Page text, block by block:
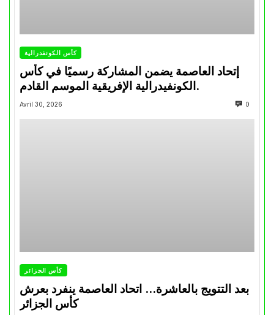
كأس الكونفدرالية
إتحاد العاصمة يضمن المشاركة رسميًا في كأس
الكونفيدرالية الإفريقية الموسم القادم.
Avril 30, 2026 0
كأس الجزائر
بعد التتويج بالعاشرة… اتحاد العاصمة ينفرد بعرش
كأس الجزائر